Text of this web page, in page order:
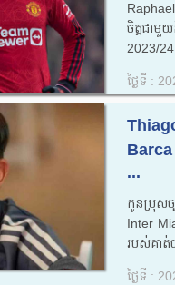
ចិត្តជាមួ
2023/
ថ្ងៃទី :
...
កូនប្រុស
Inter
របស់គាត់
ថ្ងៃទី :